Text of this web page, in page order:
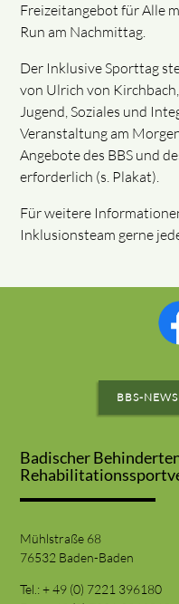
Freizeitangebot für Alle
Run am Nachmittag.
Der Inklusive Sporttag
von Ulrich von
Jugend, Soziales und
Veranstaltung am
Angebote des BBS und
erforderlich (s. Plakat).
Für weitere
Inklusionsteam gerne
BBS-
Badischer
Mühlstraße 68
76532 Baden-Baden
Tel.: + 49 (0) 7221 396180